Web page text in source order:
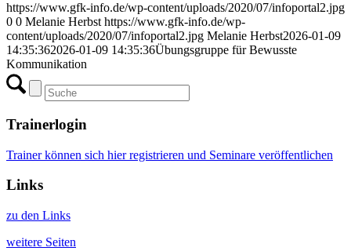
https://www.gfk-info.de/wp-content/uploads/2020/07/infoportal2.jpg
0 0 Melanie Herbst https://www.gfk-info.de/wp-
content/uploads/2020/07/infoportal2.jpg Melanie Herbst2026-01-09
14:35:362026-01-09 14:35:36Übungsgruppe für Bewusste
Kommunikation
Trainerlogin
Trainer können sich hier registrieren und Seminare veröffentlichen
Links
zu den Links
weitere Seiten